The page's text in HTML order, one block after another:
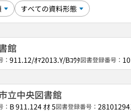
館
： 911.12/ｵﾏ2013.Y/Bｺｳﾀ図書登録番号：
立中央図書館
： B 911.124 ｵｵ 5図書登録番号：